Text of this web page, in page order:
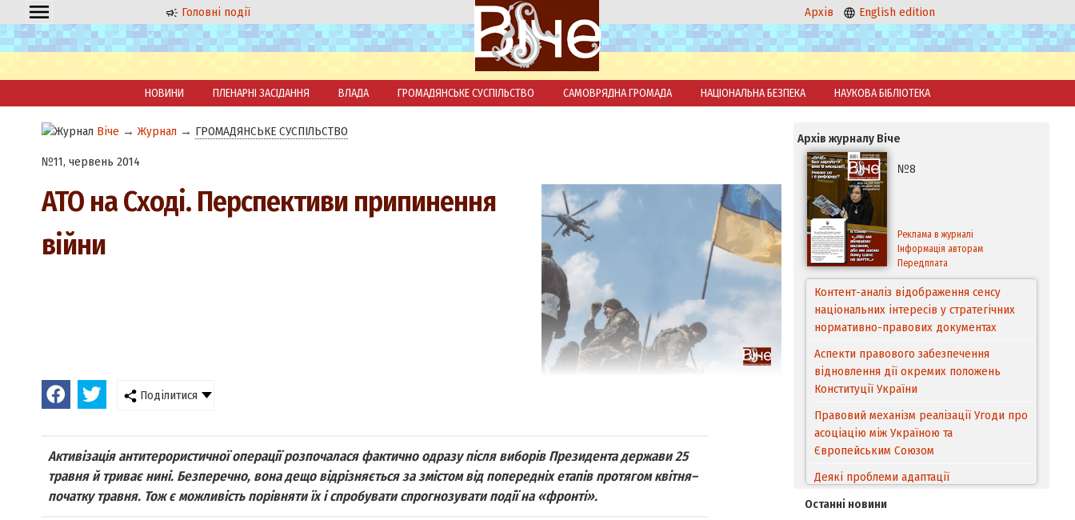
Головні події Архів English edition
НОВИНИ ПЛЕНАРНІ ЗАСІДАННЯ ВЛАДА ГРОМАДЯНСЬКЕ СУСПІЛЬСТВО САМОВРЯДНА ГРОМАДА НАЦІОНАЛЬНА БЕЗПЕКА НАУКОВА БІБЛІОТЕКА
Віче → Журнал → ГРОМАДЯНСЬКЕ СУСПІЛЬСТВО
№11, червень 2014
АТО на Сході. Перспективи припинення
війни
Поділитися
Активізація антитерористичної операції розпочалася фактично одразу після виборів Президента держави 25
травня й триває нині. Безперечно, вона дещо відрізняється за змістом від попередніх етапів протягом квітня–
початку травня. Тож є можливість порівняти їх і спробувати спрогнозувати події на «фронті».
Архів журналу Віче
№8
Реклама в журналі
Інформація авторам
Передплата
Контент-аналіз відображення сенсу
національних інтересів у стратегічних
нормативно-правових документах
Аспекти правового забезпечення
відновлення дії окремих положень
Конституції України
Правовий механізм реалізації Угоди про
асоціацію між Україною та
Європейським Cоюзом
Деякі проблеми адаптації
походження товарів відповідно до
Останні новини